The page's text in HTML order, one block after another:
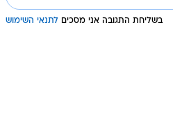
בשליחת התגובה אני מסכים לתנאי השימוש